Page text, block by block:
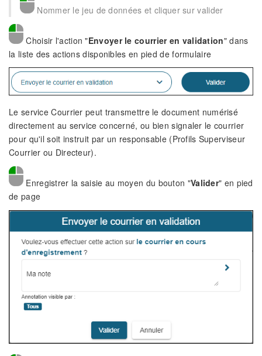
Nommer le jeu de données et cliquer sur valider
Choisir l'action "Envoyer le courrier en validation" dans
la liste des actions disponibles en pied de formulaire
Le service Courrier peut transmettre le document numérisé
directement au service concerné, ou bien signaler le courrier
pour qu'il soit instruit par un responsable (Profils Superviseur
Courrier ou Directeur).
Enregistrer la saisie au moyen du bouton "Valider" en pied
de page